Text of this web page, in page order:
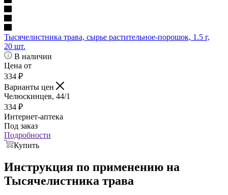
Тысячелистника трава, сырье растительное-порошок, 1.5 г,
20 шт.
В наличии
Цена от
334 ₽
Варианты цен
Челюскинцев, 44/1
334 ₽
Интернет-аптека
Под заказ
Подробности
Купить
Инструкция по применению на
Тысячелистника трава